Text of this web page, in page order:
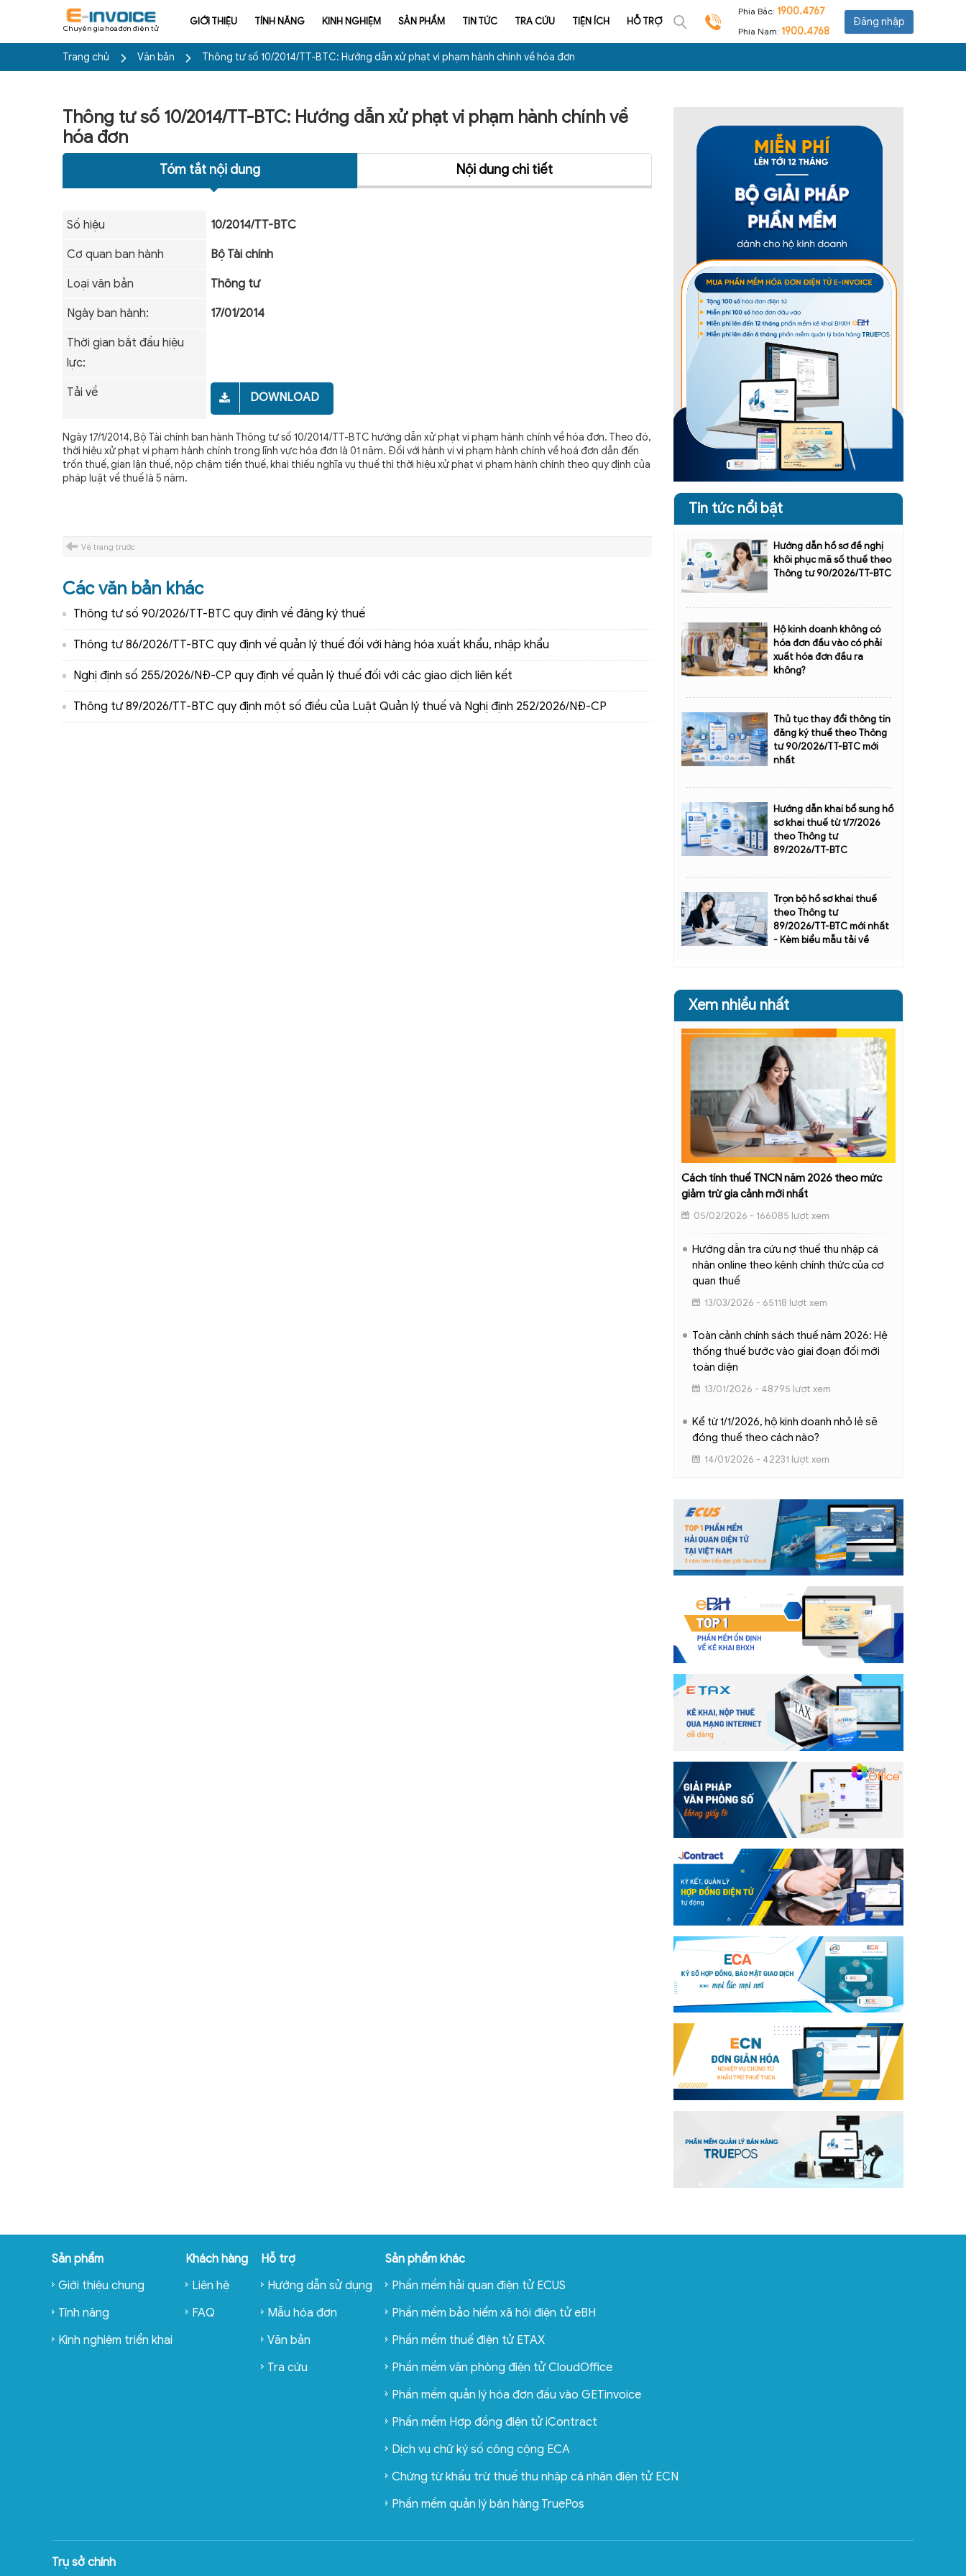
Chuyên gia hóa đơn điện tử
GIỚI THIỆU TÍNH NĂNG KINH NGHIỆM SẢN PHẨM TIN TỨC TRA CỨU TIỆN ÍCH HỖ TRỢ
Phía Bắc: 1900.4767
Phía Nam: 1900.4768
Đăng nhập
Trang chủ Văn bản Thông tư số 10/2014/TT-BTC: Hướng dẫn xử phạt vi phạm hành chính về hóa đơn
Thông tư số 10/2014/TT-BTC: Hướng dẫn xử phạt vi phạm hành chính về
hóa đơn
Tóm tắt nội dung Nội dung chi tiết
Số hiệu 10/2014/TT-BTC
Cơ quan ban hành Bộ Tài chính
Loại văn bản Thông tư
Ngày ban hành: 17/01/2014
Thời gian bắt đầu hiệu
lực:
Tải về DOWNLOAD
Ngày 17/1/2014, Bộ Tài chính ban hành Thông tư số 10/2014/TT-BTC hướng dẫn xử phạt vi phạm hành chính về hóa đơn. Theo đó,
thời hiệu xử phạt vi phạm hành chính trong lĩnh vực hóa đơn là 01 năm. Đối với hành vi vi phạm hành chính về hoá đơn dẫn đến
trốn thuế, gian lận thuế, nộp chậm tiền thuế, khai thiếu nghĩa vụ thuế thì thời hiệu xử phạt vi phạm hành chính theo quy định của
pháp luật về thuế là 5 năm.
Về trang trước
Các văn bản khác
Thông tư số 90/2026/TT-BTC quy định về đăng ký thuế
Thông tư 86/2026/TT-BTC quy định về quản lý thuế đối với hàng hóa xuất khẩu, nhập khẩu
Nghị định số 255/2026/NĐ-CР quy định về quản lý thuế đối với các giao dịch liên kết
Thông tư 89/2026/TT-BTC quy định một số điều của Luật Quản lý thuế và Nghị định 252/2026/NĐ-CP
Tin tức nổi bật
Hướng dẫn hồ sơ đề nghị
khôi phục mã số thuế theo
Thông tư 90/2026/TT-BTC
Hộ kinh doanh không có
hóa đơn đầu vào có phải
xuất hóa đơn đầu ra
không?
Thủ tục thay đổi thông tin
đăng ký thuế theo Thông
tư 90/2026/TT-BTC mới
nhất
Hướng dẫn khai bổ sung hồ
sơ khai thuế từ 1/7/2026
theo Thông tư
89/2026/TT-BTC
Trọn bộ hồ sơ khai thuế
theo Thông tư
89/2026/TT-BTC mới nhất
- Kèm biểu mẫu tải về
Xem nhiều nhất
Cách tính thuế TNCN năm 2026 theo mức
giảm trừ gia cảnh mới nhất
05/02/2026 - 166085 lượt xem
Hướng dẫn tra cứu nợ thuế thu nhập cá
nhân online theo kênh chính thức của cơ
quan thuế
13/03/2026 - 65118 lượt xem
Toàn cảnh chính sách thuế năm 2026: Hệ
thống thuế bước vào giai đoạn đổi mới
toàn diện
13/01/2026 - 48795 lượt xem
Kể từ 1/1/2026, hộ kinh doanh nhỏ lẻ sẽ
đóng thuế theo cách nào?
14/01/2026 - 42231 lượt xem
Sản phẩm
Giới thiệu chung
Tính năng
Kinh nghiệm triển khai
Khách hàng
Liên hệ
FAQ
Hỗ trợ
Hướng dẫn sử dụng
Mẫu hóa đơn
Văn bản
Tra cứu
Sản phẩm khác
Phần mềm hải quan điện tử ECUS
Phần mềm bảo hiểm xã hội điện tử eBH
Phần mềm thuế điện tử ETAX
Phần mềm văn phòng điện tử CloudOffice
Phần mềm quản lý hóa đơn đầu vào GETinvoice
Phần mềm Hợp đồng điện tử iContract
Dịch vụ chữ ký số công cộng ECA
Chứng từ khấu trừ thuế thu nhập cá nhân điện tử ECN
Phần mềm quản lý bán hàng TruePos
Trụ sở chính